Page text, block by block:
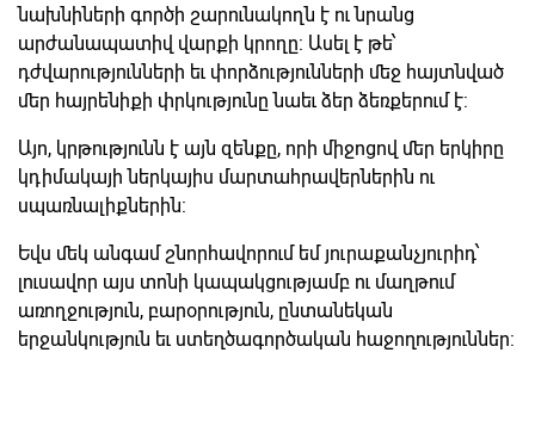
նախնիների գործի շարունակողն է ու նրանց
արժանապատիվ վարքի կրողը: Ասել է թե՝
դժվարությունների եւ փորձությունների մեջ հայտնված
մեր հայրենիքի փրկությունը նաեւ ձեր ձեռքերում է:
Այո, կրթությունն է այն զենքը, որի միջոցով մեր երկիրը
կդիմակայի ներկայիս մարտահրավերներին ու
սպառնալիքներին:
Եվս մեկ անգամ շնորհավորում եմ յուրաքանչյուրիդ՝
լուսավոր այս տոնի կապակցությամբ ու մաղթում
առողջություն, բարօրություն, ընտանեկան
երջանկություն եւ ստեղծագործական հաջողություններ: